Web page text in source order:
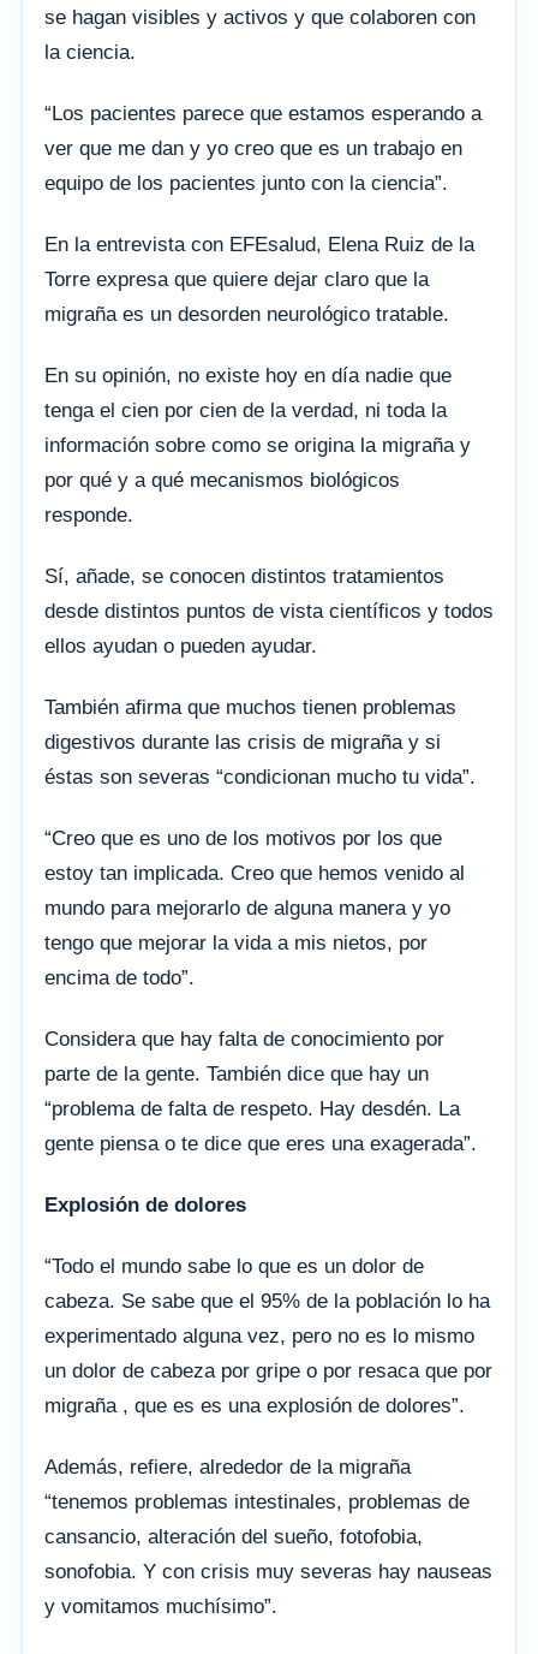
se hagan visibles y activos y que colaboren con
la ciencia.
“Los pacientes parece que estamos esperando a
ver que me dan y yo creo que es un trabajo en
equipo de los pacientes junto con la ciencia”.
En la entrevista con EFEsalud, Elena Ruiz de la
Torre expresa que quiere dejar claro que la
migraña es un desorden neurológico tratable.
En su opinión, no existe hoy en día nadie que
tenga el cien por cien de la verdad, ni toda la
información sobre como se origina la migraña y
por qué y a qué mecanismos biológicos
responde.
Sí, añade, se conocen distintos tratamientos
desde distintos puntos de vista científicos y todos
ellos ayudan o pueden ayudar.
También afirma que muchos tienen problemas
digestivos durante las crisis de migraña y si
éstas son severas “condicionan mucho tu vida”.
“Creo que es uno de los motivos por los que
estoy tan implicada. Creo que hemos venido al
mundo para mejorarlo de alguna manera y yo
tengo que mejorar la vida a mis nietos, por
encima de todo”.
Considera que hay falta de conocimiento por
parte de la gente. También dice que hay un
“problema de falta de respeto. Hay desdén. La
gente piensa o te dice que eres una exagerada”.
Explosión de dolores
“Todo el mundo sabe lo que es un dolor de
cabeza. Se sabe que el 95% de la población lo ha
experimentado alguna vez, pero no es lo mismo
un dolor de cabeza por gripe o por resaca que por
migraña , que es es una explosión de dolores”.
Además, refiere, alrededor de la migraña
“tenemos problemas intestinales, problemas de
cansancio, alteración del sueño, fotofobia,
sonofobia. Y con crisis muy severas hay nauseas
y vomitamos muchísimo”.